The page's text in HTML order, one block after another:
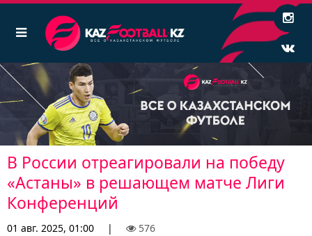
В России отреагировали на победу
«Астаны» в решающем матче Лиги
Конференций
01 авг. 2025, 01:00 | 576